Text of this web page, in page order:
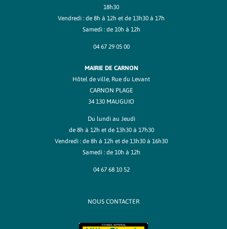
18h30
Vendredi : de 8h à 12h et de 13h30 à 17h
Samedi : de 10h à 12h
04 67 29 05 00
MAIRIE DE CARNON
Hôtel de ville, Rue du Levant
CARNON PLAGE
34 130 MAUGUIO
Du lundi au Jeudi
de 8h à 12h et de 13h30 à 17h30
Vendredi : de 8h à 12h et de 13h30 à 16h30
Samedi : de 10h à 12h
04 67 68 10 52
NOUS CONTACTER